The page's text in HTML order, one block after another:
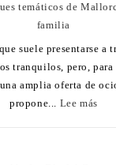
temáticos de
familia
suele presentarse a
tranquilos, pero,
amplia oferta de
propone... Lee más